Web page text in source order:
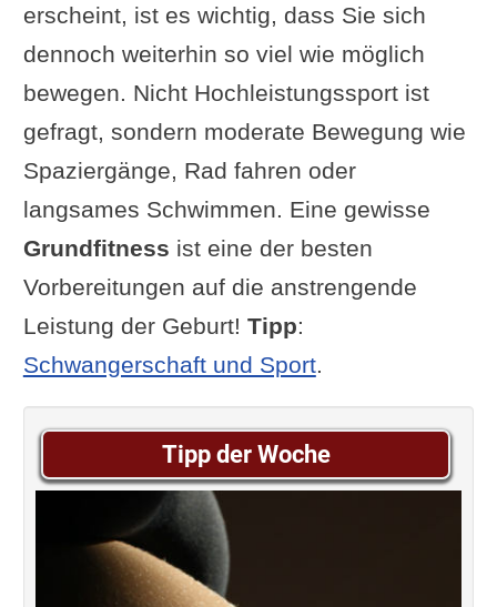
erscheint, ist es wichtig, dass Sie sich
dennoch weiterhin so viel wie möglich
bewegen. Nicht Hochleistungssport ist
gefragt, sondern moderate Bewegung wie
Spaziergänge, Rad fahren oder
langsames Schwimmen. Eine gewisse
Grundfitness ist eine der besten
Vorbereitungen auf die anstrengende
Leistung der Geburt! Tipp:
Schwangerschaft und Sport.
Tipp der Woche